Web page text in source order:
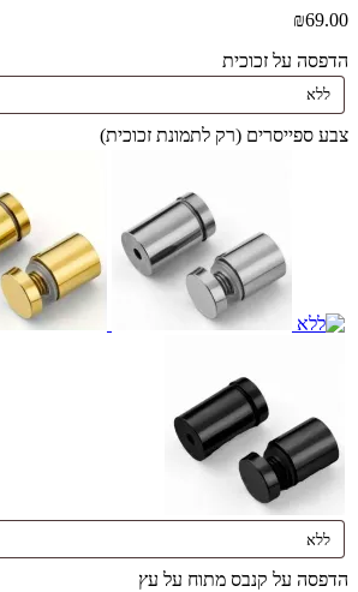
₪69.00
הדפסה על זכוכית
צבע ספייסרים (רק לתמונת זכוכית)
הדפסה על קנבס מתוח על עץ